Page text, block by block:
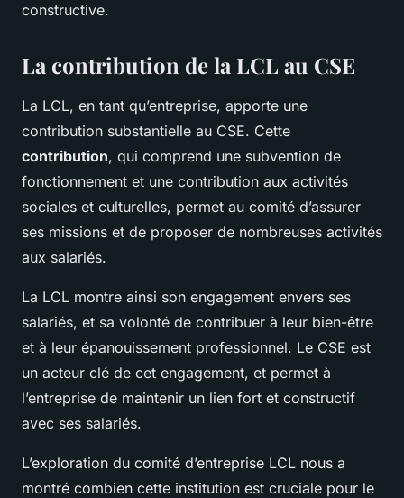
constructive.
La contribution de la LCL au CSE
La LCL, en tant qu’entreprise, apporte une
contribution substantielle au CSE. Cette
contribution, qui comprend une subvention de
fonctionnement et une contribution aux activités
sociales et culturelles, permet au comité d’assurer
ses missions et de proposer de nombreuses activités
aux salariés.
La LCL montre ainsi son engagement envers ses
salariés, et sa volonté de contribuer à leur bien-être
et à leur épanouissement professionnel. Le CSE est
un acteur clé de cet engagement, et permet à
l’entreprise de maintenir un lien fort et constructif
avec ses salariés.
L’exploration du comité d’entreprise LCL nous a
montré combien cette institution est cruciale pour le